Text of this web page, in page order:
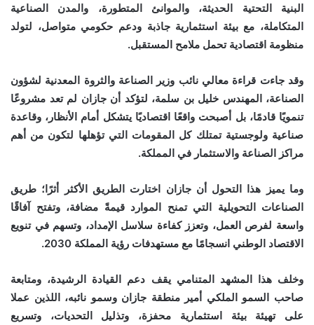
البنية التحتية الحديثة، والموانئ المتطورة، والمدن الصناعية
المتكاملة، مع بيئة استثمارية جاذبة ودعم حكومي متواصل، لتولد
منظومة اقتصادية تحمل ملامح المستقبل.
وقد جاءت قراءة معالي نائب وزير الصناعة والثروة المعدنية لشؤون
الصناعة، المهندس خليل بن سلمة، لتؤكد أن جازان لم تعد مشروعًا
تنمويًا قادمًا، بل أصبحت واقعًا اقتصاديًا يتشكل أمام الأنظار، وقاعدة
صناعية ولوجستية تمتلك كل المقومات التي تؤهلها لتكون من أهم
مراكز الصناعة والاستثمار في المملكة.
وما يميز هذا التحول أن جازان اختارت الطريق الأكثر أثرًا؛ طريق
الصناعات التحويلية التي تمنح الموارد قيمةً مضافة، وتفتح آفاقًا
واسعة لفرص العمل، وتعزز كفاءة سلاسل الإمداد، وتسهم في تنويع
الاقتصاد الوطني انسجامًا مع مستهدفات رؤية المملكة 2030.
وخلف هذا المشهد المتنامي يقف دعم القيادة الرشيدة، ومتابعة
صاحب السمو الملكي أمير منطقة جازان وسمو نائبه، اللذين عملا
على تهيئة بيئة استثمارية محفزة، وتذليل التحديات، وتسريع